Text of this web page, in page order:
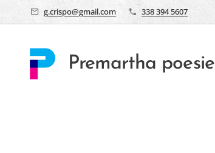
g.crispo@gmail.com 338 394 5607
Premartha poesie